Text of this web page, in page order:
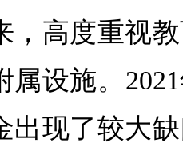
，高度重视
属设施。
出现了较大